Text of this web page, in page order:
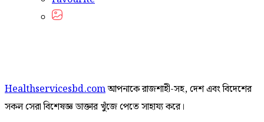
Healthservicesbd.comআপনাকে রাজশাহী-সহ, দেশ এবং বিদেশের
সকল সেরা বিশেষজ্ঞ ডাক্তার খুঁজে পেতে সাহায্য করে।